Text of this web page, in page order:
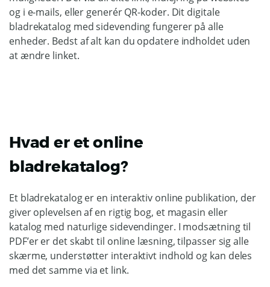
og i e-mails, eller generér QR-koder. Dit digitale
bladrekatalog med sidevending fungerer på alle
enheder. Bedst af alt kan du opdatere indholdet uden
at ændre linket.
Hvad er et online
bladrekatalog?
Et bladrekatalog er en interaktiv online publikation, der
giver oplevelsen af en rigtig bog, et magasin eller
katalog med naturlige sidevendinger. I modsætning til
PDF’er er det skabt til online læsning, tilpasser sig alle
skærme, understøtter interaktivt indhold og kan deles
med det samme via et link.